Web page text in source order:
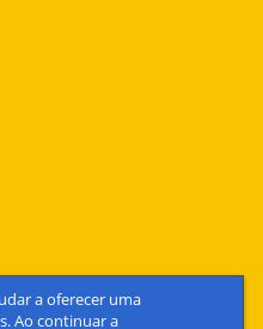
a oferecer uma
Ao continuar a